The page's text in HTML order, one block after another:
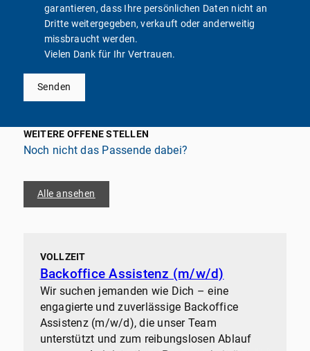
garantieren, dass Ihre persönlichen Daten nicht an
Dritte weitergegeben, verkauft oder anderweitig
missbraucht werden.
Vielen Dank für Ihr Vertrauen.
Senden
WEITERE OFFENE STELLEN
Noch nicht das Passende dabei?
Alle ansehen
VOLLZEIT
Backoffice Assistenz (m/w/d)
Wir suchen jemanden wie Dich – eine
engagierte und zuverlässige Backoffice
Assistenz (m/w/d), die unser Team
unterstützt und zum reibungslosen Ablauf